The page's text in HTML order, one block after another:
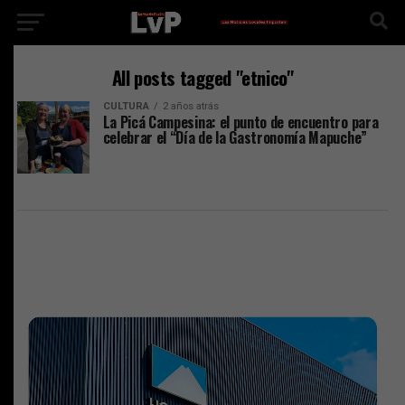
All posts tagged "etnico"
CULTURA 2 años atrás
La Picá Campesina: el punto de encuentro para
celebrar el “Día de la Gastronomía Mapuche”